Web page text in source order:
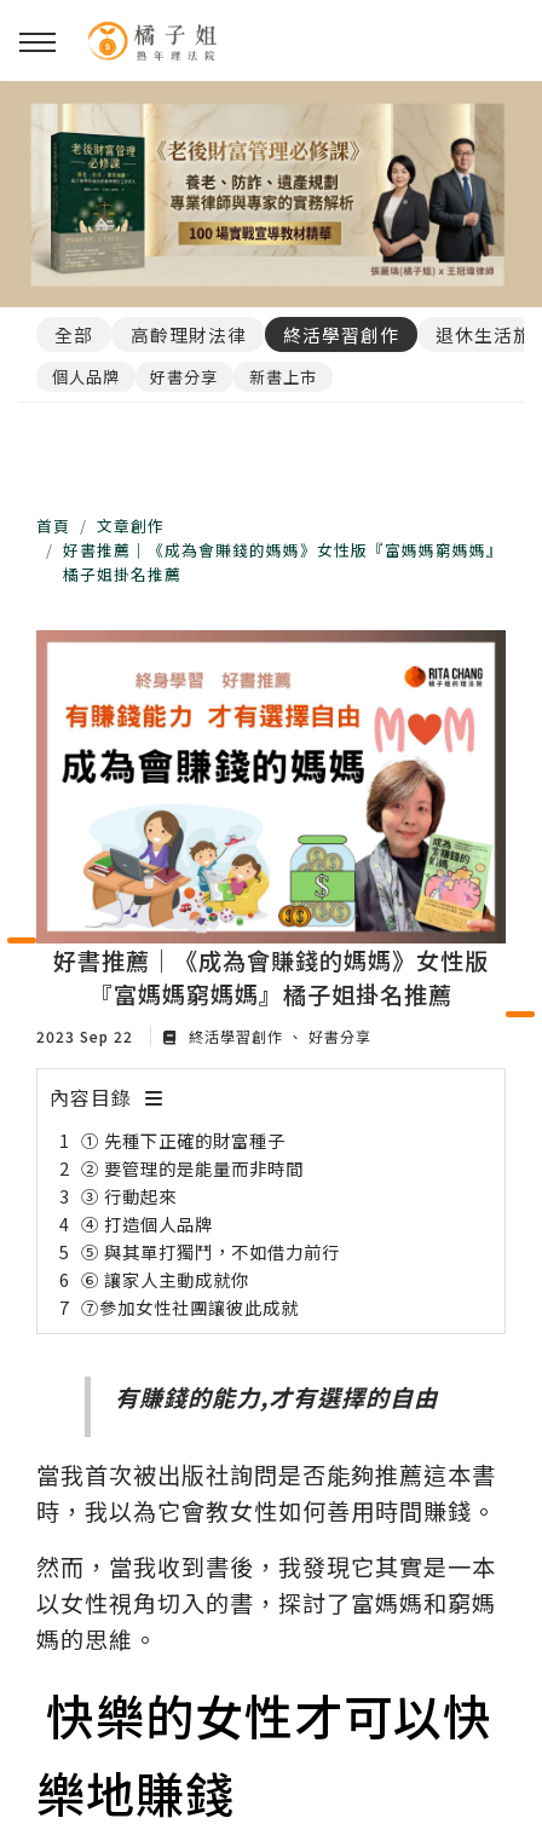
全部 高齡理財法律 終活學習創作 退休生活旅
個人品牌 好書分享 新書上市
首頁
文章創作
好書推薦｜《成為會賺錢的媽媽》女性版『富媽媽窮媽媽』
橘子姐掛名推薦
好書推薦｜《成為會賺錢的媽媽》女性版
『富媽媽窮媽媽』橘子姐掛名推薦
2023 Sep 22 終活學習創作 好書分享
內容目錄
① 先種下正確的財富種子
② 要管理的是能量而非時間
③ 行動起來
④ 打造個人品牌
⑤ 與其單打獨鬥，不如借力前行
⑥ 讓家人主動成就你
⑦參加女性社團讓彼此成就
有賺錢的能力,才有選擇的自由
當我首次被出版社詢問是否能夠推薦這本書
時，我以為它會教女性如何善用時間賺錢。
然而，當我收到書後，我發現它其實是一本
以女性視角切入的書，探討了富媽媽和窮媽
媽的思維。
快樂的女性才可以快
樂地賺錢